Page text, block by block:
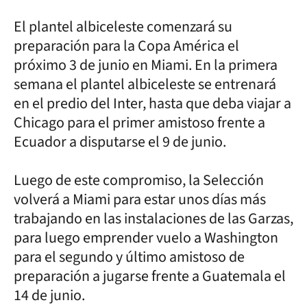
El plantel albiceleste comenzará su
preparación para la Copa América el
próximo 3 de junio en Miami. En la primera
semana el plantel albiceleste se entrenará
en el predio del Inter, hasta que deba viajar a
Chicago para el primer amistoso frente a
Ecuador a disputarse el 9 de junio.
Luego de este compromiso, la Selección
volverá a Miami para estar unos días más
trabajando en las instalaciones de las Garzas,
para luego emprender vuelo a Washington
para el segundo y último amistoso de
preparación a jugarse frente a Guatemala el
14 de junio.